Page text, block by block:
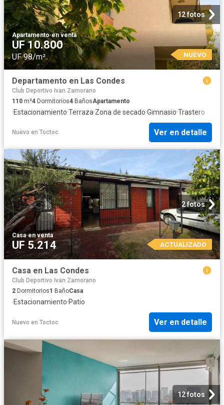
12 fotos
Apartamento·en venta
UF 10.800
UF 98/m² NUEVO
Departamento en Las Condes
Club Deportivo Ivan Zamorano
110 m²4 Dormitorios4 BañosApartamento
·Estacionamiento·Terraza·Zona de secado·Gimnasio·Trastero
Nuevo en Toctoc Ver en detalle
2 fotos
Casa·en venta
UF 5.214 ACTUALIZADO
Casa en Las Condes
Club Deportivo Ivan Zamorano
2 Dormitorios1 BañoCasa
·Estacionamiento·Patio
Nuevo en Toctoc Ver en detalle
12 fotos